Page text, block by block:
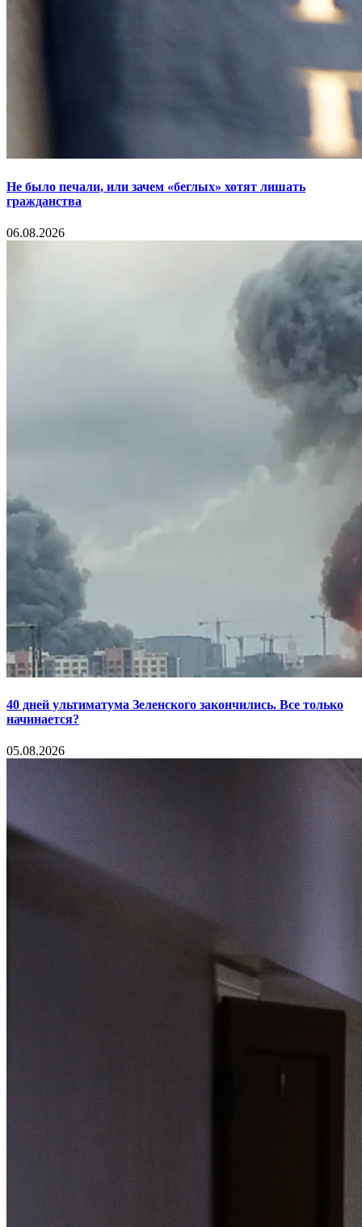
Не было печали, или зачем «беглых» хотят лишать
гражданства
06.08.2026
40 дней ультиматума Зеленского закончились. Все только
начинается?
05.08.2026